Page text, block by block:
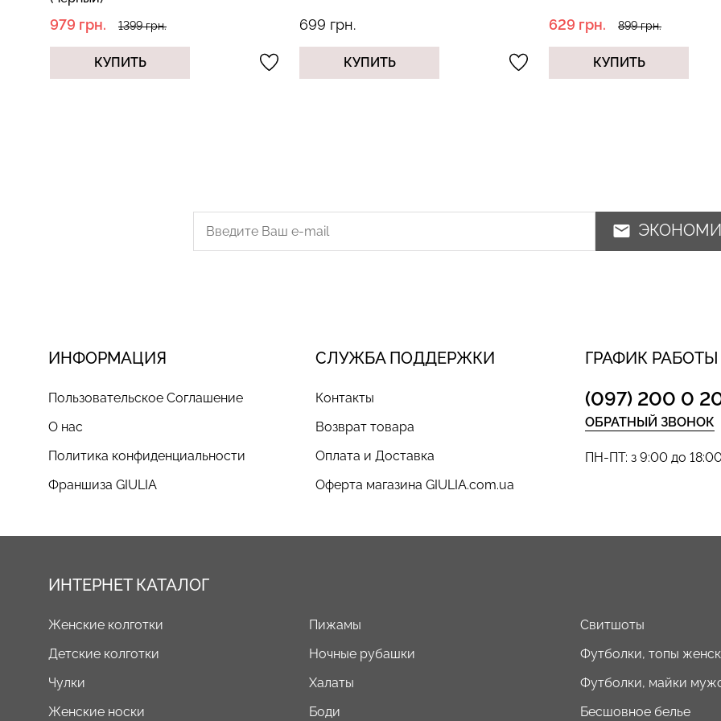
979 грн. 1399 грн.
КУПИТЬ
699 грн.
КУПИТЬ
629 грн. 899 грн.
КУПИТЬ
ИНФОРМАЦИЯ
Пользовательское Соглашение
О нас
Политика конфиденциальности
Франшиза GIULIA
СЛУЖБА ПОДДЕРЖКИ
Контакты
Возврат товара
Оплата и Доставка
Оферта магазина GIULIA.com.ua
ГРАФИК РАБОТЫ
(097) 200 0
ОБРАТНЫЙ ЗВОНОК
ПН-ПТ: з 9:00 до
ИНТЕРНЕТ КАТАЛОГ
Женские колготки
Детские колготки
Чулки
Женские носки
Пижамы
Ночные рубашки
Халаты
Боди
Свитшоты
Футболки, топы
Футболки, майки
Бесшовное белье